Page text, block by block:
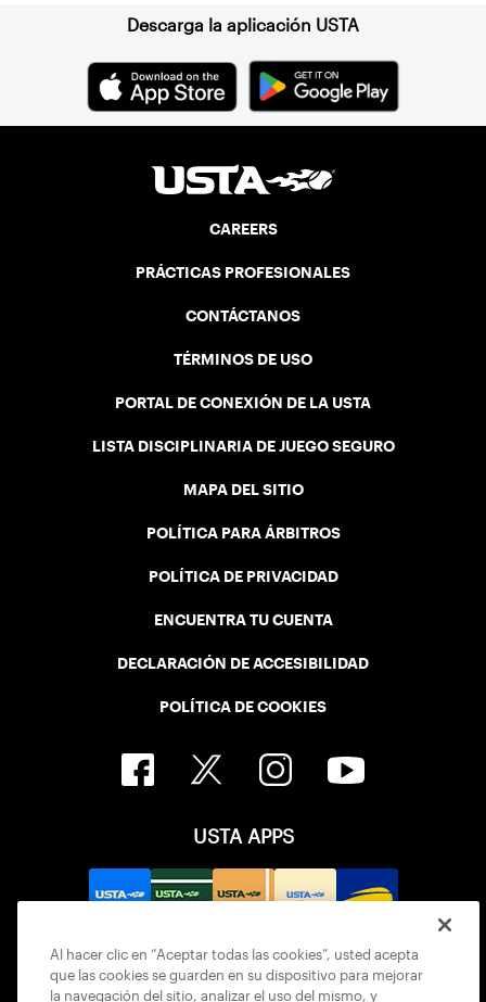
Descarga la aplicación USTA
CAREERS
PRÁCTICAS PROFESIONALES
CONTÁCTANOS
TÉRMINOS DE USO
PORTAL DE CONEXIÓN DE LA USTA
LISTA DISCIPLINARIA DE JUEGO SEGURO
MAPA DEL SITIO
POLÍTICA PARA ÁRBITROS
POLÍTICA DE PRIVACIDAD
ENCUENTRA TU CUENTA
DECLARACIÓN DE ACCESIBILIDAD
POLÍTICA DE COOKIES
USTA APPS
Al hacer clic en “Aceptar todas las cookies”, usted acepta
que las cookies se guarden en su dispositivo para mejorar
la navegación del sitio, analizar el uso del mismo, y